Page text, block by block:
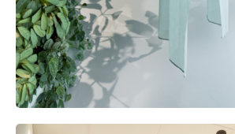
OFFICE SIERSEMA, AMSTERDAM (NL)